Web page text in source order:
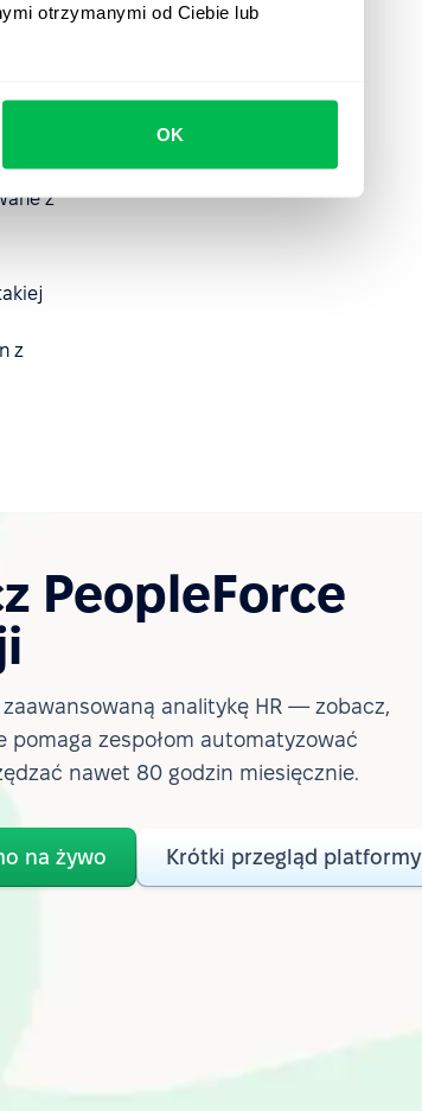
otrzymanymi od Ciebie lub
OK
pod
z
z
PeopleForce
zaawansowaną analitykę HR — zobacz,
pomaga zespołom automatyzować
nawet 80 godzin miesięcznie.
na żywo Krótki przegląd platformy